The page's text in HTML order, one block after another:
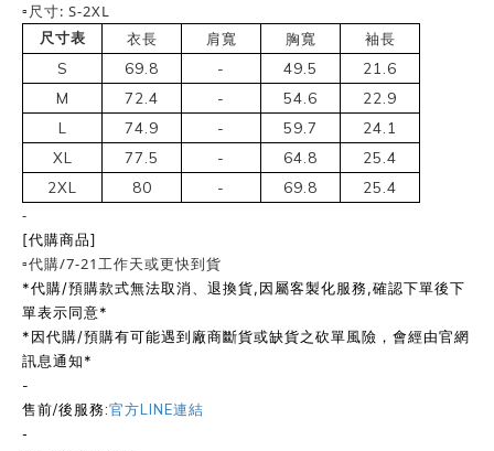
▫️尺寸: S-2XL
尺寸表 衣長 肩寬 胸寬
袖長
S
69.8 - 49.5
21.6
M
72.4 - 54.6
22.9
L
74.9 - 59.7
24.1
XL
77.5 - 64.8
25.4
2XL
80 - 69.8 25.4
-
[代購商品]
▫️代購/7-21工作天或更快到貨
*代購/預購款式無法取消、退換貨,因屬客製化服務,確認下單後下
單表示同意*
*因代購/預購有可能遇到廠商斷貨或缺貨之砍單風險，會經由官網
訊息通知*
-
售前/後服務:官方LINE連結
-